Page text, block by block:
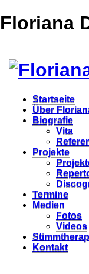
Floriana
Startseite
Über
Biografie
Vita
Projekte
Termine
Medien
Fotos
Videos
Kontakt